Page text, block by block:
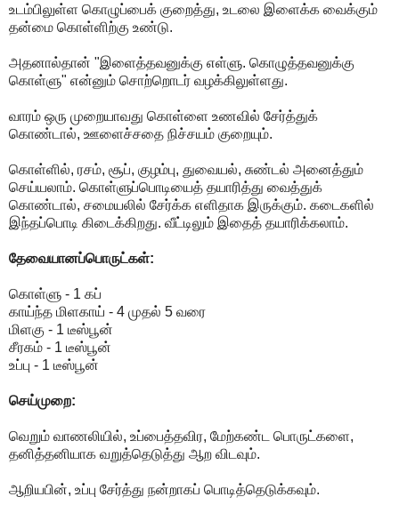
உடம்பிலுள்ள கொழுப்பைக் குறைத்து, உடலை இளைக்க வைக்கும்
தன்மை கொள்ளிற்கு உண்டு.
அதனால்தான் "இளைத்தவனுக்கு எள்ளு. கொழுத்தவனுக்கு
கொள்ளு" என்னும் சொற்றொடர் வழக்கிலுள்ளது.
வாரம் ஒரு முறையாவது கொள்ளை உணவில் சேர்த்துக்
கொண்டால், ஊளைச்சதை நிச்சயம் குறையும்.
கொள்ளில், ரசம், சூப், குழம்பு, துவையல், சுண்டல் அனைத்தும்
செய்யலாம். கொள்ளுப்பொடியைத் தயாரித்து வைத்துக்
கொண்டால், சமையலில் சேர்க்க எளிதாக இருக்கும். கடைகளில்
இந்தப்பொடி கிடைக்கிறது. வீட்டிலும் இதைத் தயாரிக்கலாம்.
தேவையானப்பொருட்கள்:
கொள்ளு - 1 கப்
காய்ந்த மிளகாய் - 4 முதல் 5 வரை
மிளகு - 1 டீஸ்பூன்
சீரகம் - 1 டீஸ்பூன்
உப்பு - 1 டீஸ்பூன்
செய்முறை:
வெறும் வாணலியில், உப்பைத்தவிர, மேற்கண்ட பொருட்களை,
தனித்தனியாக வறுத்தெடுத்து ஆற விடவும்.
ஆறியபின், உப்பு சேர்த்து நன்றாகப் பொடித்தெடுக்கவும்.